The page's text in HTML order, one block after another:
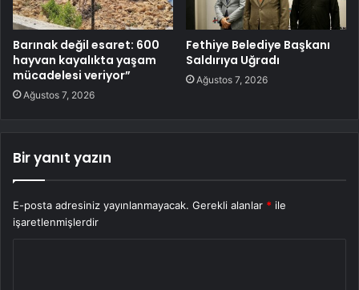
Barınak değil esaret: 600
hayvan kayalıkta yaşam
mücadelesi veriyor”
Ağustos 7, 2026
Fethiye Belediye Başkanı
Saldırıya Uğradı
Ağustos 7, 2026
Bir yanıt yazın
E-posta adresiniz yayınlanmayacak. Gerekli alanlar * ile
işaretlenmişlerdir